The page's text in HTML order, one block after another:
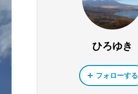
ひろゆき
フォローする